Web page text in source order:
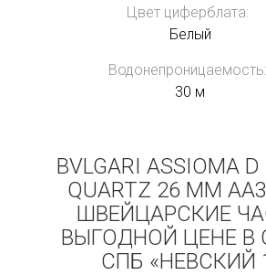
Цвет циферблата:
Белый
Водонепроницаемость:
30 м
BVLGARI ASSIOMA D
QUARTZ 26 MM
ШВЕЙЦАРСКИЕ
ВЫГОДНОЙ ЦЕНЕ В
СПБ «НЕВСКИЙ